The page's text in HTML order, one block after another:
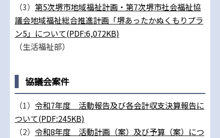
（3） 第5次堺市地域福祉計画・第7次堺市社会福祉協
議会地域福祉総合推進計画「堺あったかぬくもりプラ
ン5」について(PDF:6,072KB)
（生活福祉部）
協議会案件
（1） 令和7年度 活動報告及び各会計収支決算報告に
ついて(PDF:245KB)
（2） 令和8年度 活動計画（案）及び予算（案）につ